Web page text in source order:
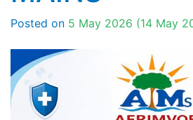
Posted on 5 May 2026 (14 May